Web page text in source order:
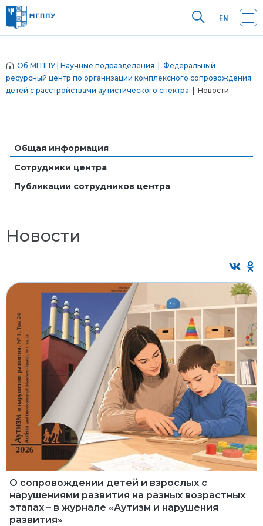
Об МГППУ Научные подразделения
Федеральный
ресурсный центр по организации комплексного сопровождения
детей с расстройствами аутистического спектра | Новости
Общая информация
Сотрудники центра
Публикации сотрудников центра
Новости
О сопровождении детей и взрослых с
нарушениями развития на разных возрастных
этапах – в журнале «Аутизм и нарушения
развития»